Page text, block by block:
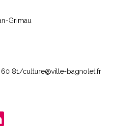
Grimau
60 81/culture@ville-bagnolet.fr